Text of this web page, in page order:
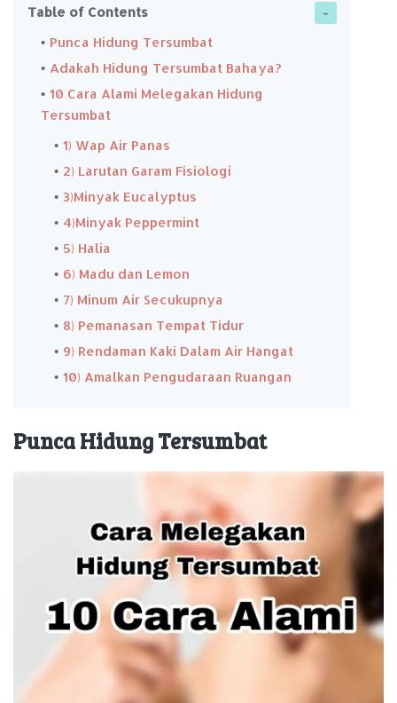
Table of Contents
Punca Hidung Tersumbat
Adakah Hidung Tersumbat Bahaya?
10 Cara Alami Melegakan Hidung
Tersumbat
1) Wap Air Panas
2) Larutan Garam Fisiologi
3)Minyak Eucalyptus
4)Minyak Peppermint
5) Halia
6) Madu dan Lemon
7) Minum Air Secukupnya
8) Pemanasan Tempat Tidur
9) Rendaman Kaki Dalam Air Hangat
10) Amalkan Pengudaraan Ruangan
Punca Hidung Tersumbat